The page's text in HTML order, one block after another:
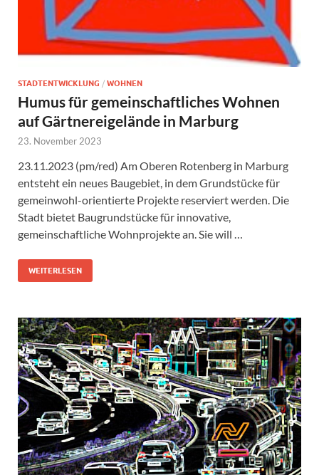
STADTENTWICKLUNG / WOHNEN
Humus für gemeinschaftliches Wohnen
auf Gärtnereigelände in Marburg
23. November 2023
23.11.2023 (pm/red) Am Oberen Rotenberg in Marburg
entsteht ein neues Baugebiet, in dem Grundstücke für
gemeinwohl-orientierte Projekte reserviert werden. Die
Stadt bietet Baugrundstücke für innovative,
gemeinschaftliche Wohnprojekte an. Sie will …
WEITERLESEN